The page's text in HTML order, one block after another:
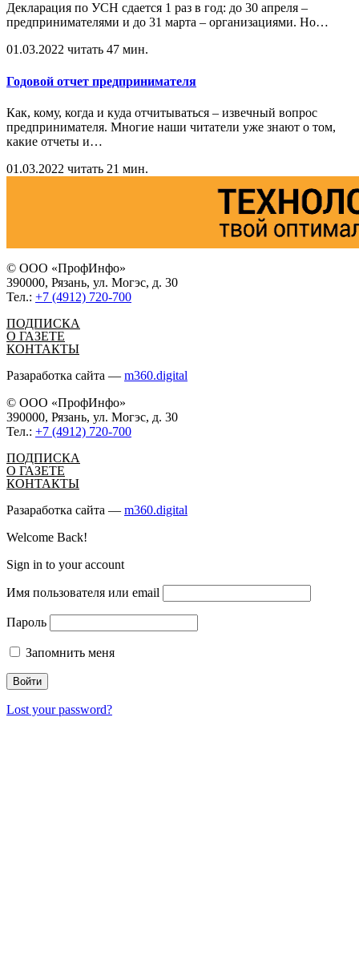
Декларация по УСН сдается 1 раз в год: до 30 апреля –
предпринимателями и до 31 марта – организациями. Но…
01.03.2022 читать 47 мин.
Годовой отчет предпринимателя
Как, кому, когда и куда отчитываться – извечный вопрос
предпринимателя. Многие наши читатели уже знают о том,
какие отчеты и…
01.03.2022 читать 21 мин.
© ООО «ПрофИнфо»
390000, Рязань, ул. Могэс, д. 30
Тел.: +7 (4912) 720-700
ПОДПИСКА
О ГАЗЕТЕ
КОНТАКТЫ
Разаработка сайта — m360.digital
© ООО «ПрофИнфо»
390000, Рязань, ул. Могэс, д. 30
Тел.: +7 (4912) 720-700
ПОДПИСКА
О ГАЗЕТЕ
КОНТАКТЫ
Разаработка сайта — m360.digital
Welcome Back!
Sign in to your account
Имя пользователя или email
Пароль
Запомнить меня
Lost your password?